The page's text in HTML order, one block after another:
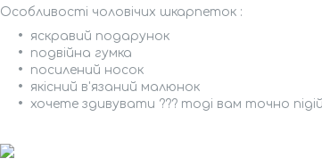
Особливості чоловічих шкарпеток :
яскравий подарунок
подвійна гумка
посилений носок
якісний в'язаний малюнок
хочете здивувати ??? тоді вам точно